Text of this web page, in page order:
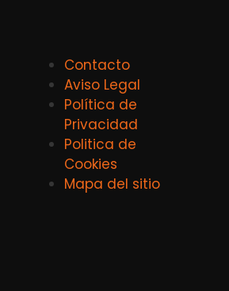
Contacto
Aviso Legal
Política de
Privacidad
Politica de
Cookies
Mapa del sitio